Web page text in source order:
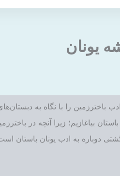
یونان
باخترزمین را با نگاه به
بیاغازیم؛ زیرا آنچه در
دوباره به ادب یونان باستان